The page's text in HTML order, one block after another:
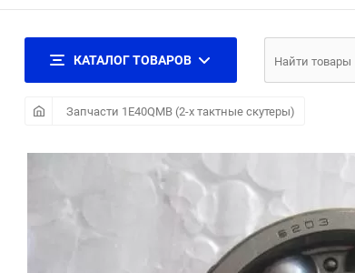
КАТАЛОГ ТОВАРОВ
Запчасти 1E40QMB (2-х тактные скутеры)